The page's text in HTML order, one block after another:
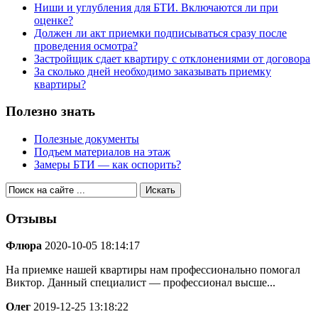
Ниши и углубления для БТИ. Включаются ли при
оценке?
Должен ли акт приемки подписываться сразу после
проведения осмотра?
Застройщик сдает квартиру с отклонениями от договора
За сколько дней необходимо заказывать приемку
квартиры?
Полезно знать
Полезные документы
Подъем материалов на этаж
Замеры БТИ — как оспорить?
Отзывы
Флюра 2020-10-05 18:14:17
На приемке нашей квартиры нам профессионально помогал
Виктор. Данный специалист — профессионал высше...
Олег 2019-12-25 13:18:22